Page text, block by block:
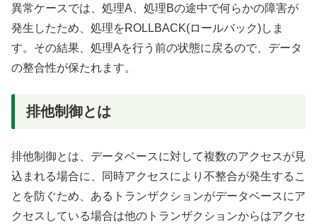
異常ケースでは、処理A、処理Bの途中で何らかの障害が
発生したため、処理をROLLBACK(ロールバック)しま
す。その結果、処理Aを行う前の状態に戻るので、データ
の整合性が保たれます。
排他制御とは
排他制御とは、データベースに対して複数のアクセスが見
込まれる場合に、同時アクセスにより不整合が発生するこ
とを防ぐため、あるトランザクションがデータベースにア
クセスしている場合は他のトランザクションからはアクセ